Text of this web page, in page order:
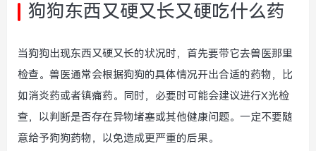
狗狗东西又硬又长又硬吃什么药
当狗狗出现东西又硬又长的状况时，首先要带它去兽医那里
检查。兽医通常会根据狗狗的具体情况开出合适的药物，比
如消炎药或者镇痛药。同时，必要时可能会建议进行X光检
查，以判断是否存在异物堵塞或其他健康问题。一定不要随
意给予狗狗药物，以免造成更严重的后果。